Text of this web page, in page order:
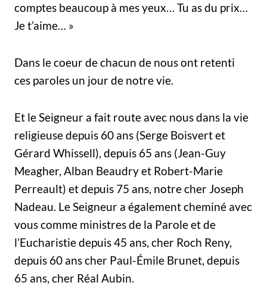
comptes beaucoup à mes yeux… Tu as du prix…
Je t’aime… »
Dans le coeur de chacun de nous ont retenti
ces paroles un jour de notre vie.
Et le Seigneur a fait route avec nous dans la vie
religieuse depuis 60 ans (Serge Boisvert et
Gérard Whissell), depuis 65 ans (Jean-Guy
Meagher, Alban Beaudry et Robert-Marie
Perreault) et depuis 75 ans, notre cher Joseph
Nadeau. Le Seigneur a également cheminé avec
vous comme ministres de la Parole et de
l’Eucharistie depuis 45 ans, cher Roch Reny,
depuis 60 ans cher Paul-Émile Brunet, depuis
65 ans, cher Réal Aubin.